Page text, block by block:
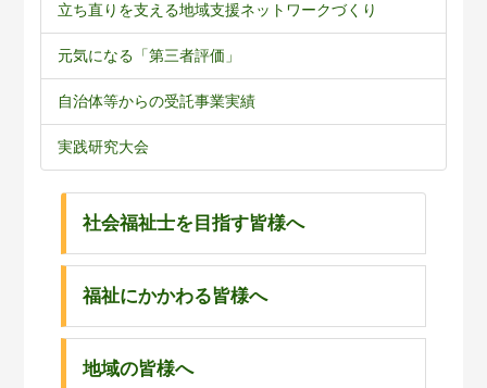
立ち直りを支える地域支援ネットワークづくり
元気になる「第三者評価」
自治体等からの受託事業実績
実践研究大会
社会福祉士を目指す皆様へ
福祉にかかわる皆様へ
地域の皆様へ